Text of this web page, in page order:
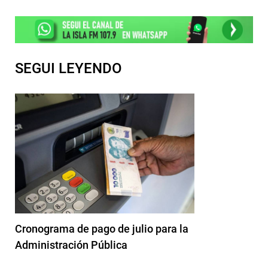
SEGUI LEYENDO
Cronograma de pago de julio para la
Administración Pública